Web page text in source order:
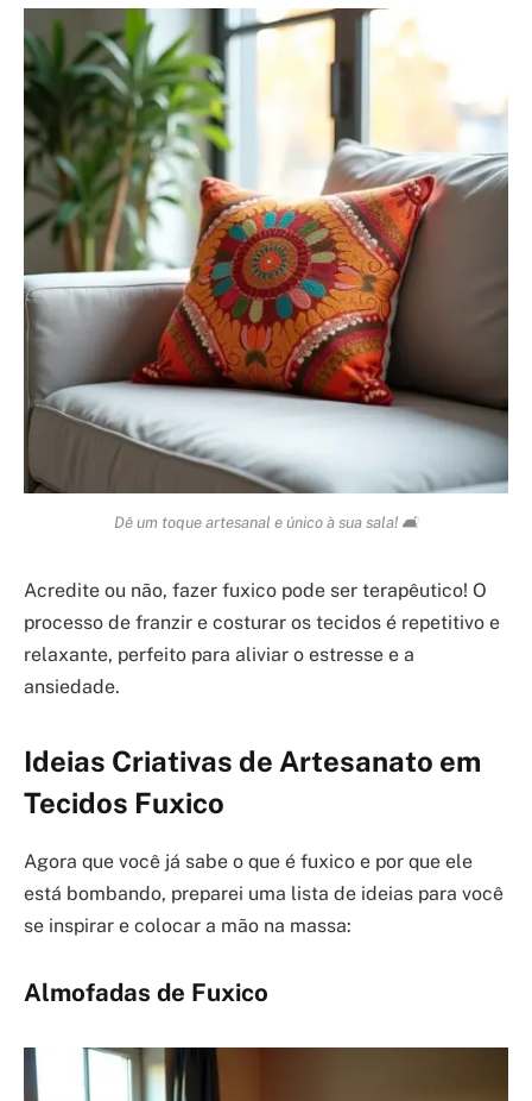
Dê um toque artesanal e único à sua sala! 🛋️
Acredite ou não, fazer fuxico pode ser terapêutico! O
processo de franzir e costurar os tecidos é repetitivo e
relaxante, perfeito para aliviar o estresse e a
ansiedade.
Ideias Criativas de Artesanato em
Tecidos Fuxico
Agora que você já sabe o que é fuxico e por que ele
está bombando, preparei uma lista de ideias para você
se inspirar e colocar a mão na massa:
Almofadas de Fuxico